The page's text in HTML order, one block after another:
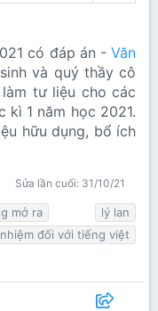
có đáp án -Văn
và quý thầy cô
tư liệu cho các
1 năm học 2021.
hữu dụng, bổ ích
Sửa lần cuối: 31/10/21
mở ra
lý lan
đối với tiếng việt